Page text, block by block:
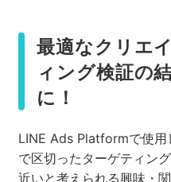
最適なクリエ
ィング検証の
に！
LINE Ads Platformで使用
で区切ったターゲティン
近いと考えられる興味・